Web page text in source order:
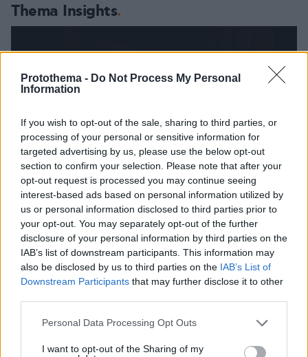
Protothema - Do Not Process My Personal
Information
If you wish to opt-out of the sale, sharing to third parties, or
processing of your personal or sensitive information for
targeted advertising by us, please use the below opt-out
section to confirm your selection. Please note that after your
opt-out request is processed you may continue seeing
interest-based ads based on personal information utilized by
us or personal information disclosed to third parties prior to
your opt-out. You may separately opt-out of the further
disclosure of your personal information by third parties on the
IAB’s list of downstream participants. This information may
also be disclosed by us to third parties on the IAB’s List of
Downstream Participants that may further disclose it to other
Please note that this website/app uses one or more Google
not limited to your visit or usage behaviour. You may click to
Personal Data Processing Opt Outs
I want to opt-out of the Sharing of my
Thema Insights
27.07.2026, 06:00